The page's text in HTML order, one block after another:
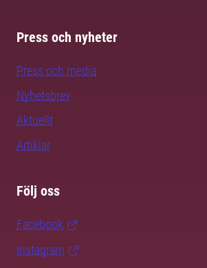
Press och nyheter
Press och media
Nyhetsbrev
Aktuellt
Artiklar
Följ oss
Facebook
Instagram